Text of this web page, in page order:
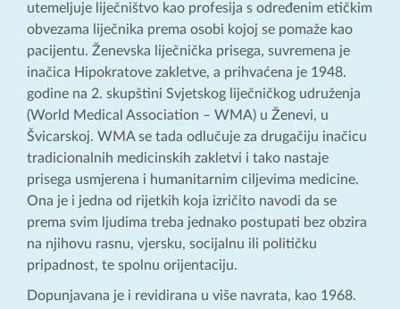
utemeljuje liječništvo kao profesija s određenim etičkim
obvezama liječnika prema osobi kojoj se pomaže kao
pacijentu. Ženevska liječnička prisega, suvremena je
inačica Hipokratove zakletve, a prihvaćena je 1948.
godine na 2. skupštini Svjetskog liječničkog udruženja
(World Medical Association – WMA) u Ženevi, u
Švicarskoj. WMA se tada odlučuje za drugačiju inačicu
tradicionalnih medicinskih zakletvi i tako nastaje
prisega usmjerena i humanitarnim ciljevima medicine.
Ona je i jedna od rijetkih koja izričito navodi da se
prema svim ljudima treba jednako postupati bez obzira
na njihovu rasnu, vjersku, socijalnu ili političku
pripadnost, te spolnu orijentaciju.
Dopunjavana je i revidirana u više navrata, kao 1968.